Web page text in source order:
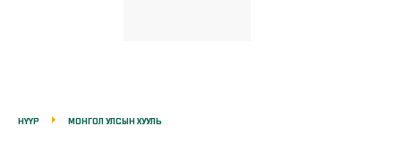
НҮҮР МОНГОЛ УЛСЫН ХУУЛЬ